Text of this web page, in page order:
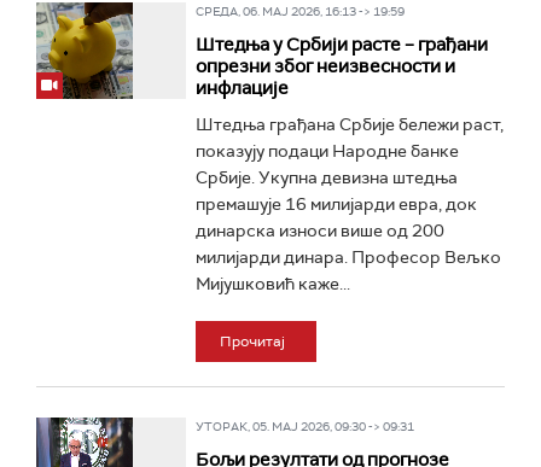
СРЕДА, 06. МАЈ 2026, 16:13 -> 19:59
Штедња у Србији расте – грађани
опрезни због неизвесности и
инфлације
Штедња грађана Србије бележи раст,
показују подаци Народне банке
Србије. Укупна девизна штедња
премашује 16 милијарди евра, док
динарска износи више од 200
милијарди динара. Професор Вељко
Мијушковић каже...
Прочитај
УТОРАК, 05. МАЈ 2026, 09:30 -> 09:31
Бољи резултати од прогнозе